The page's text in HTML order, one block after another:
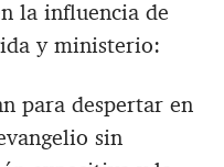
la influencia de
y ministerio:
para despertar en
sin